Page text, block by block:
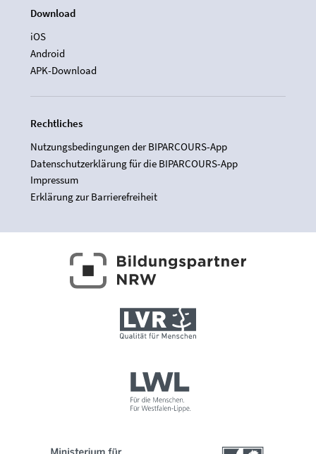
Download
iOS
Android
APK-Download
Rechtliches
Nutzungsbedingungen der BIPARCOURS-App
Datenschutzerklärung für die BIPARCOURS-App
Impressum
Erklärung zur Barrierefreiheit